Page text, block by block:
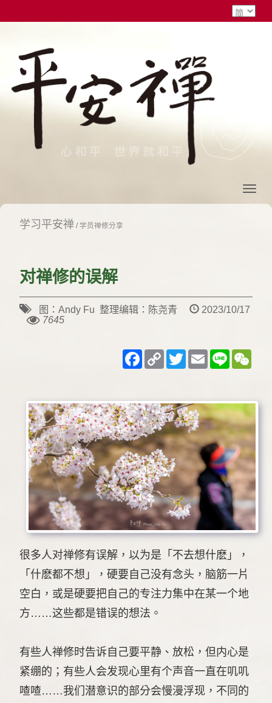
学习平安禅/学员禅修分享
对禅修的误解
图：Andy Fu 整理编辑：陈尧青
2023/10/17
7645
Facebook
Copy
Link
TwitterEmailLine
很多人对禅修有误解，以为是「不去想什麽」，
「什麽都不想」，硬要自己没有念头，脑筋一片
空白，或是硬要把自己的专注力集中在某一个地
方……这些都是错误的想法。
有些人禅修时告诉自己要平静、放松，但内心是
紧绷的；有些人会发现心里有个声音一直在叽叽
喳喳……我们潜意识的部分会慢漫浮现，不同的